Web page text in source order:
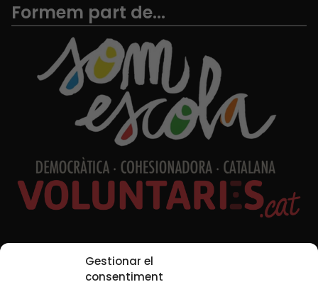
Gestionar el
consentiment
Formem part de...
Xarxes Socials